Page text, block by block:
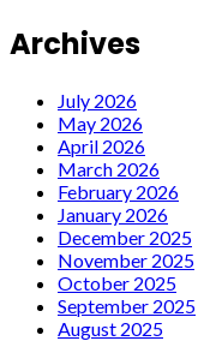
Archives
July 2026
May 2026
April 2026
March 2026
February 2026
January 2026
December 2025
November 2025
October 2025
September 2025
August 2025